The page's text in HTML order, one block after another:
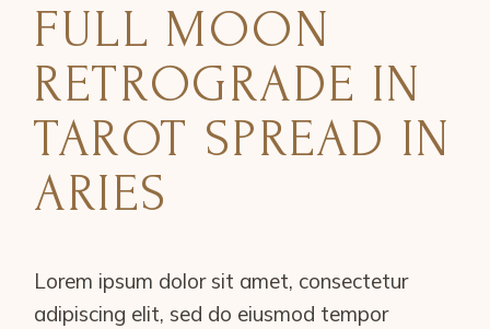
FULL MOON
RETROGRADE IN
TAROT SPREAD IN
ARIES
Lorem ipsum dolor sit amet, consectetur
adipiscing elit, sed do eiusmod tempor